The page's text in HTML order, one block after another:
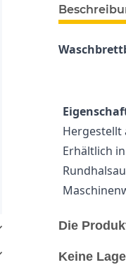
Hergestellt
Erhältlich
Die
Keine